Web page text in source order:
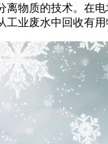
离物质的技术。在
工业废水中回收有